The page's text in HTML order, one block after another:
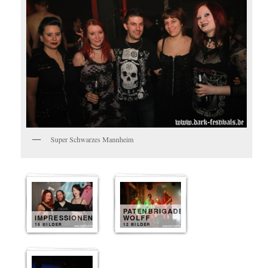
Super Schwarzes Mannheim
IMPRESSIONEN
16 BILDER
PATENBRIGADE
WOLFF
12 BILDER